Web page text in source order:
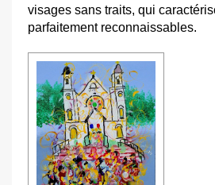
visages sans traits, qui
parfaitement reconnaissables.